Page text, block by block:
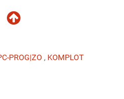
PROG|ZO , KOMPLOT